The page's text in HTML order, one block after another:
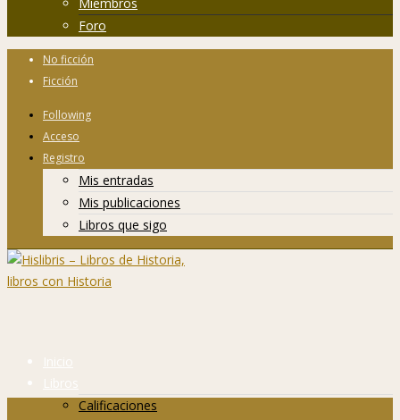
Foro
No ficción
Ficción
Following
Acceso
Registro
Mis entradas
Mis publicaciones
Libros que sigo
Inicio
Libros
Calificaciones